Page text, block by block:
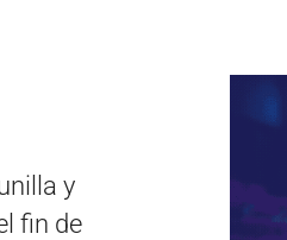
y
fin de